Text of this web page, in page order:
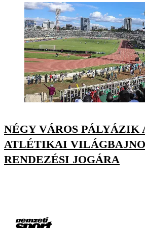
NÉGY VÁROS PÁLYÁZIK
ATLÉTIKAI
RENDEZÉSI JOGÁRA